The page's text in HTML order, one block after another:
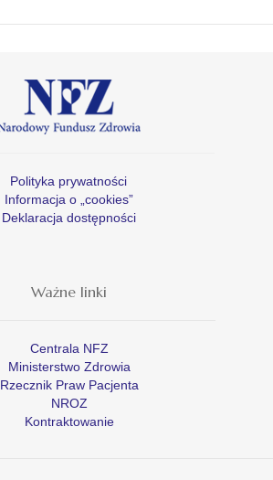
Polityka prywatności
Informacja o „cookies”
Deklaracja dostępności
Ważne linki
Centrala NFZ
Ministerstwo Zdrowia
Rzecznik Praw Pacjenta
NROZ
Kontraktowanie